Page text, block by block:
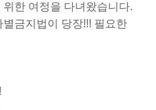
한 여정을 다녀왔습니다.
금지법이 당장!!! 필요한